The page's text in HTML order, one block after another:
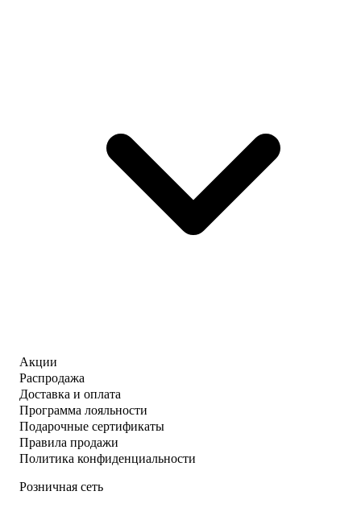
Акции
Распродажа
Доставка и оплата
Программа лояльности
Подарочные сертификаты
Правила продажи
Политика конфиденциальности
Розничная сеть